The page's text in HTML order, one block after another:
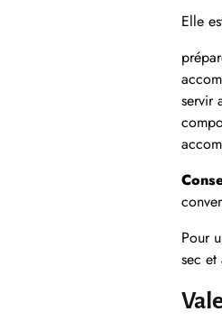
Elle
servir
Pour
sec et